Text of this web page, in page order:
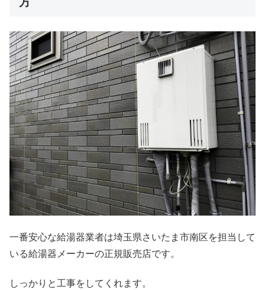
一番安心な給湯器業者は埼玉県さいたま市南区を担当して
いる給湯器メーカーの正規販売店です。
しっかりと工事をしてくれます。